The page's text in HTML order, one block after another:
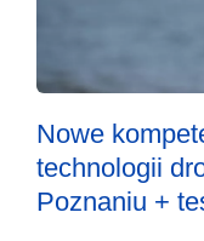
Nowe
technologii
Poznaniu +